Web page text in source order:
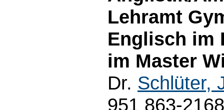
Lehramt
Englisch im
im Master
Dr. Schlüter,
951 863-2168